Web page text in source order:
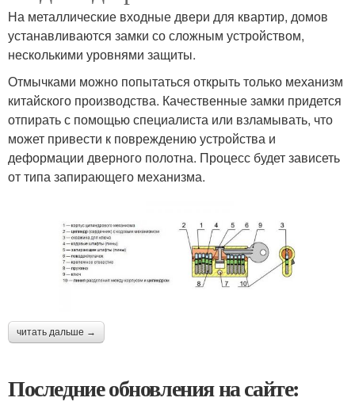
На металлические входные двери для квартир, домов
устанавливаются замки со сложным устройством,
несколькими уровнями защиты.
Отмычками можно попытаться открыть только механизм
китайского производства. Качественные замки придется
отпирать с помощью специалиста или взламывать, что
может привести к повреждению устройства и
деформации дверного полотна. Процесс будет зависеть
от типа запирающего механизма.
читать дальше →
Последние обновления на сайте: